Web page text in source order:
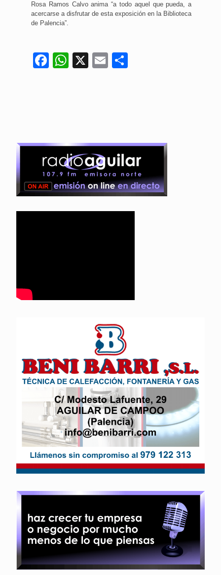
Rosa Ramos Calvo anima “a todo aquel que pueda, a
acercarse a disfrutar de esta exposición en la Biblioteca
de Palencia”.
Facebook
WhatsApp
X Email